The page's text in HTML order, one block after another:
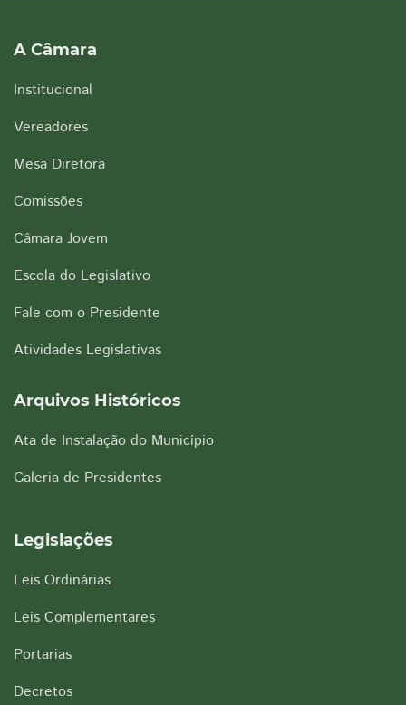
A Câmara
Institucional
Vereadores
Mesa Diretora
Comissões
Câmara Jovem
Escola do Legislativo
Fale com o Presidente
Atividades Legislativas
Arquivos Históricos
Ata de Instalação do Município
Galeria de Presidentes
Legislações
Leis Ordinárias
Leis Complementares
Portarias
Decretos